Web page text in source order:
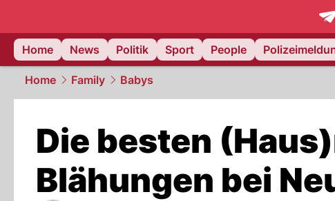
Home
News Politik Sport People
Home Family Babys
Die besten
Blähungen bei